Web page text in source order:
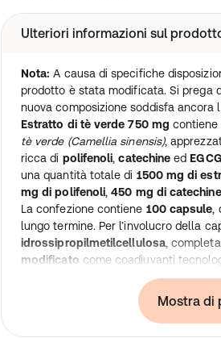
Ulteriori informazioni sul
Nota: A causa di specifiche
prodotto è stata modificata. Si prega
nuova composizione soddisfa ancora
Estratto di tè verde 750 mg
tè verde (Camellia sinensis),
ricca di polifenoli,catechine ed EGCG
una quantità totale di 1500 mg di
mg di polifenoli,450 mg di catechine
La confezione contiene 100 capsule,
lungo termine. Per l’involucro della
idrossipropilmetilcellulosa,
modificato come coadiuvanti
Warnke Vitalstoffe – Qualità
• Integratori alimentari di alta qualità
Prodotti secondo gli standard di
Mostra di